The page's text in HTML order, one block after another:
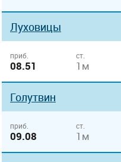
Луховицы
приб.
08.51
ст.
1м
Голутвин
приб.
09.08
ст.
1м